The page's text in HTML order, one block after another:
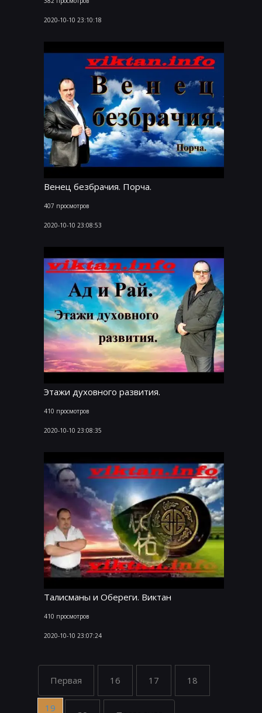
2020-10-10 23:10:18
Венец безбрачия. Порча.
407 просмотров
2020-10-10 23:08:53
Этажи духовного развития.
410 просмотров
2020-10-10 23:08:35
Талисманы и Обереги. Виктан
410 просмотров
2020-10-10 23:07:24
Первая 16 17 18
19